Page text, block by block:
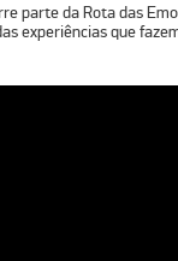
parte daRota das
experiências que